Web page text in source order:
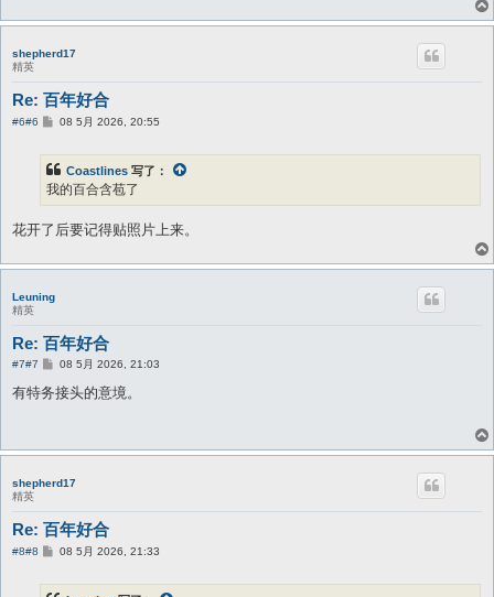
shepherd17
精英
Re: 百年好合
#6#6
帖
08 5月 2026, 20:55
Coastlines 写了：
我的百合含苞了
花开了后要记得贴照片上来。
Leuning
精英
Re: 百年好合
#7#7
帖
08 5月 2026, 21:03
有特务接头的意境。
shepherd17
精英
Re: 百年好合
#8#8
帖
08 5月 2026, 21:33